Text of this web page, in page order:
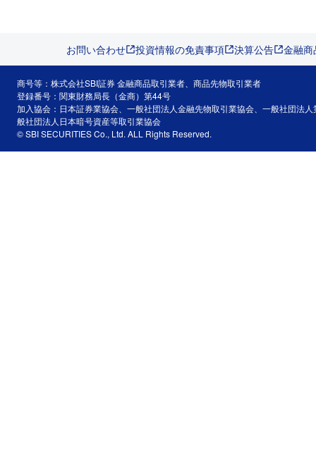
お問い合わせ 投資情報の免責事項 決算公告 金融
商号等：株式会社SBI証券 金融商品取引業者、商品先物取引業者
登録番号：関東財務局長（金商）第44号
加入協会：日本証券業協会、一般社団法人金融先物取引業協会、一般社団法
般社団法人日本暗号資産等取引業協会
© SBI SECURITIES Co., Ltd. ALL Rights Reserved.